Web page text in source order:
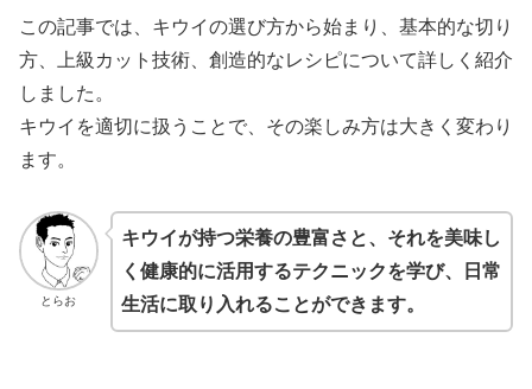
この記事では、キウイの選び方から始まり、基本的な切り
方、上級カット技術、創造的なレシピについて詳しく紹介
しました。
キウイを適切に扱うことで、その楽しみ方は大きく変わり
ます。
とらお
キウイが持つ栄養の豊富さと、それを美味し
く健康的に活用するテクニックを学び、日常
生活に取り入れることができます。